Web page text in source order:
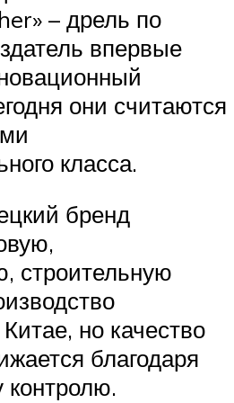
– дрель по
впервые
они считаются
класса.
бренд
строительную
но качество
благодаря
контролю.